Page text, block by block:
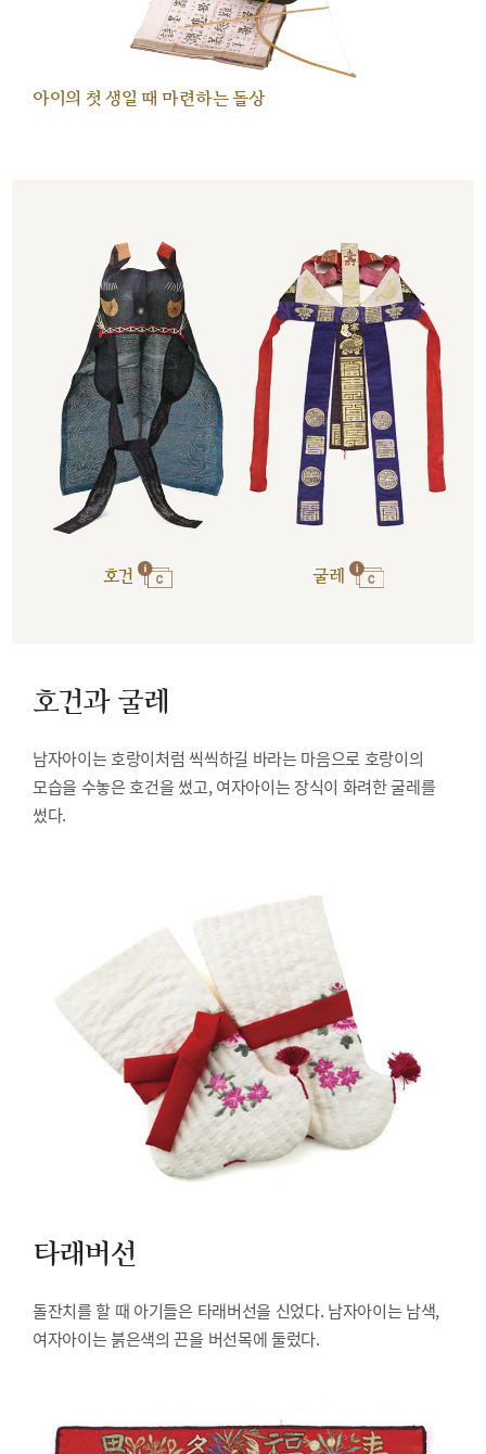
아이의 첫 생일 때 마련하는 돌상
호건 굴레
호건과 굴레
남자아이는 호랑이처럼 씩씩하길 바라는 마음으로 호랑이의
모습을 수놓은 호건을 썼고, 여자아이는 장식이 화려한 굴레를
썼다.
타래버선
돌잔치를 할 때 아기들은 타래버선을 신었다. 남자아이는 남색,
여자아이는 붉은색의 끈을 버선목에 둘렀다.